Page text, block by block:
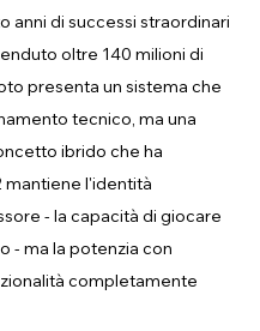
anni di successi straordinari
oltre 140 milioni di
presenta un sistema che
tecnico, ma una
ibrido che ha
mantiene l'identità
- la capacità di giocare
- ma la potenzia con
completamente